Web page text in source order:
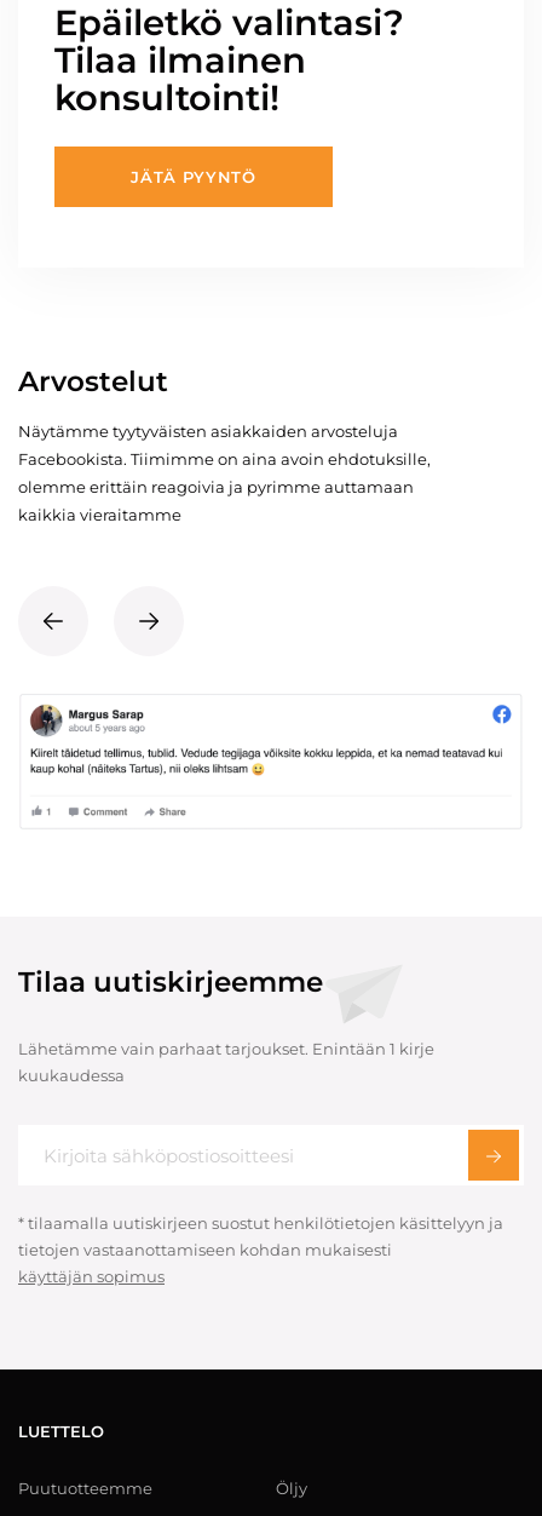
Epäiletkö valintasi?
Tilaa ilmainen
konsultointi!
JÄTÄ PYYNTÖ
Arvostelut
Näytämme tyytyväisten asiakkaiden arvosteluja
Facebookista. Tiimimme on aina avoin ehdotuksille,
olemme erittäin reagoivia ja pyrimme auttamaan
kaikkia vieraitamme
Tilaa uutiskirjeemme
Lähetämme vain parhaat tarjoukset. Enintään 1 kirje
kuukaudessa
* tilaamalla uutiskirjeen suostut henkilötietojen käsittelyyn ja
tietojen vastaanottamiseen kohdan mukaisesti
käyttäjän sopimus
LUETTELO
Puutuotteemme Öljy